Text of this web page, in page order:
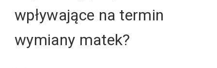
wpływające na termin
wymiany matek?